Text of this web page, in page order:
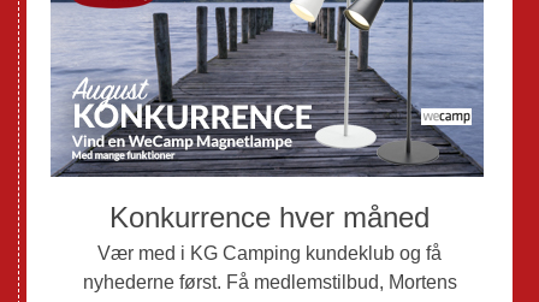
Nye Campingvogne
Nye Autocampere og Vans
Brugte Campingvogne
Brugte Autocampere og Vans
Webshop
Mortens Campingtips
KG Camping Kundeklub
Nyheder